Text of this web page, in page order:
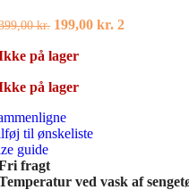
kr. Den
pris
399,00 kr..
199,00 kr. Den
2
på lager
på lager
til ønskeliste
guide
fragt
ved vask af